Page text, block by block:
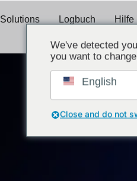
Solutions Logbuch Hilfe
We've detected
you want to
English
Close and do not